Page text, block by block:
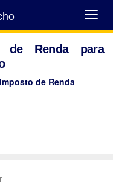
Abrir
Menu
de Renda para
de Renda